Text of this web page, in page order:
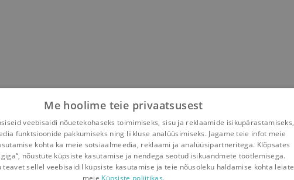
Me hoolime teie privaatsusest
veebisaidi nõuetekohaseks toimimiseks, sisu ja reklaamide isikupärastamiseks,
funktsioonide pakkumiseks ning liikluse analüüsimiseks. Jagame teie infot meie
kohta ka meie sotsiaalmeedia, reklaami ja analüüsipartneritega. Klõpsates
nõustute küpsiste kasutamise ja nendega seotud isikuandmete töötlemisega.
teavet sellel veebisaidil küpsiste kasutamise ja teie nõusoleku haldamise kohta leiate
meie Küpsiste poliitikas.